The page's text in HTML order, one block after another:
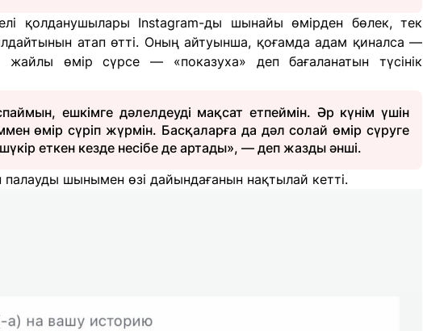
қолданушылары Instagram-ды шынайы өмірден бөлек, тек
атап өтті. Оның айтуынша, қоғамда адам қиналса —
өмір сүрсе — «показуха» деп бағаланатын түсінік
ешкімге дәлелдеуді мақсат етпеймін. Әр күнім үшін
өмір сүріп жүрмін. Басқаларға да дәл солай өмір сүруге
еткен кезде несібе де артады», — деп жазды әнші.
шынымен өзі дайындағанын нақтылай кетті.